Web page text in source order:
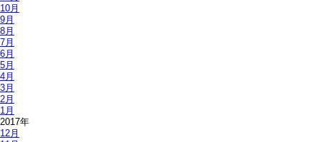
10月
9月
8月
7月
6月
5月
4月
3月
2月
1月
2017年
12月